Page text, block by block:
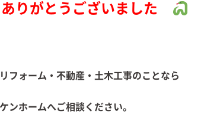
りがとうございました
フォーム・不動産・土木工事のことなら
イケンホームへご相談ください。